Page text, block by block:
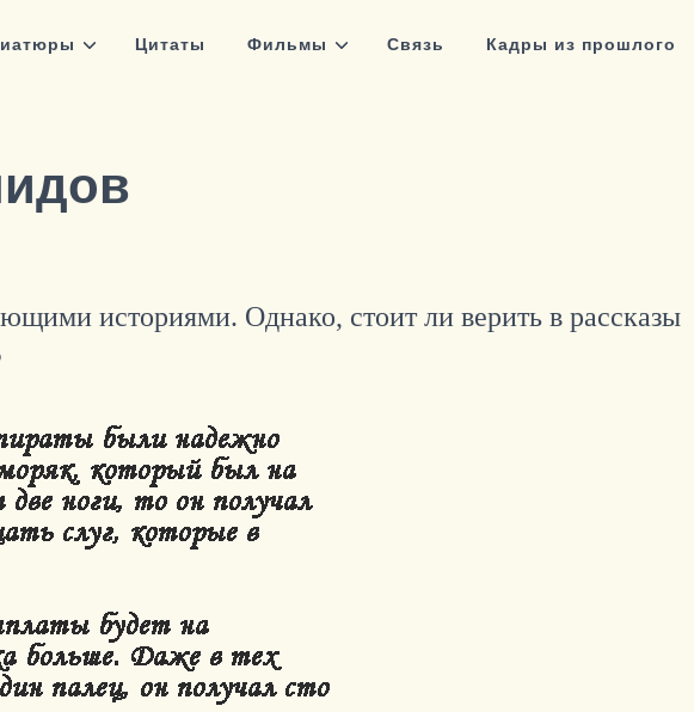
Цитаты Фильмы Связь Кадры из прошлого
историями. Однако, стоит ли верить в рассказы